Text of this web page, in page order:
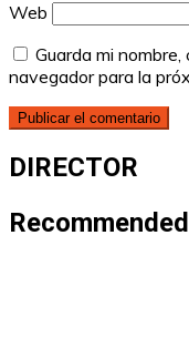
Web
Guarda mi
navegador para la
DIRECTOR